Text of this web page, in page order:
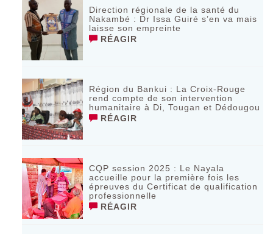
Direction régionale de la santé du
Nakambé : Dr Issa Guiré s’en va mais
laisse son empreinte
RÉAGIR
Région du Bankui : La Croix-Rouge
rend compte de son intervention
humanitaire à Di, Tougan et Dédougou
RÉAGIR
CQP session 2025 : Le Nayala
accueille pour la première fois les
épreuves du Certificat de qualification
professionnelle
RÉAGIR